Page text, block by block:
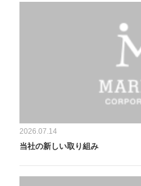
2026.07.14
当社の新しい取り組み